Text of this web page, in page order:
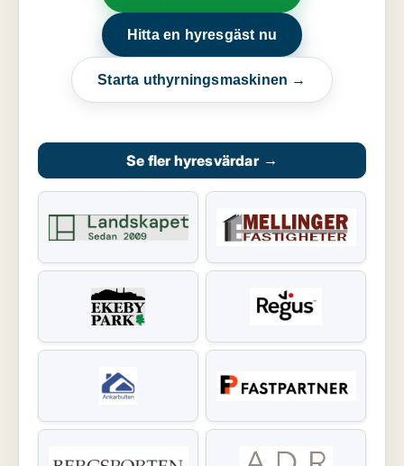
Hitta en hyresgäst nu
Starta uthyrningsmaskinen →
Se fler hyresvärdar →